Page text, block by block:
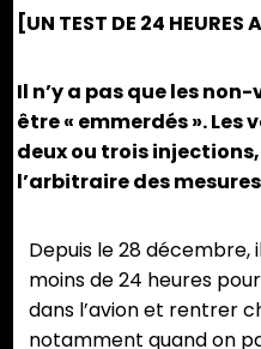
[UN TEST DE 24 HEURES
Il n’y a pas que les
être « emmerdés ».
deux ou trois
l’arbitraire des
Depuis le 28
moins de 24 heures
dans l’avion et rentrer
notamment quand on